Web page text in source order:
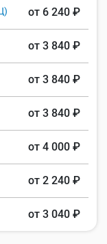
от 6 240 ₽
от 3 840 ₽
от 3 840 ₽
от 3 840 ₽
от 4 000 ₽
от 2 240 ₽
от 3 040 ₽